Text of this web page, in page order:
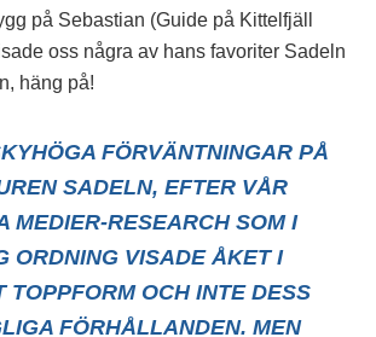
på Sebastian (Guide på Kittelfjäll
oss några av hans favoriter Sadeln
häng på!
FÖRVÄNTNINGAR PÅ
SADELN, EFTER VÅR
MEDIER-RESEARCH SOM I
ORDNING VISADE ÅKET I
TOPPFORM OCH INTE DESS
FÖRHÅLLANDEN. MEN